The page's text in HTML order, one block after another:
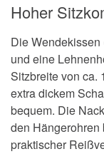
Hoher
Die
und eine
Sitzbreite von ca.
extra dickem
bequem. Die
den
praktischer